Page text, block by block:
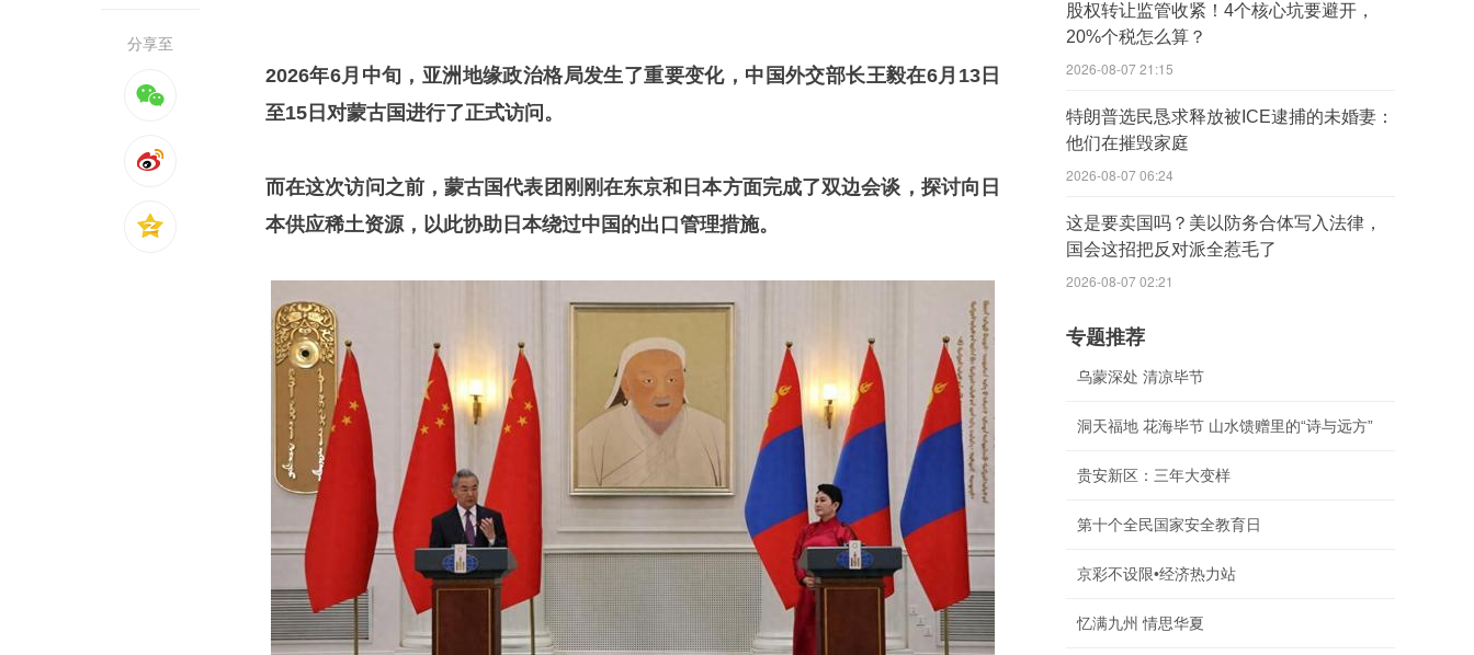
分享至
2026年6月中旬，亚洲地缘政治格局发生了重要变化，中国外交部长王毅在6月13日
至15日对蒙古国进行了正式访问。
而在这次访问之前，蒙古国代表团刚刚在东京和日本方面完成了双边会谈，探讨向日
本供应稀土资源，以此协助日本绕过中国的出口管理措施。
股权转让监管收紧！4个核心坑要避开，
20%个税怎么算？
2026-08-07 21:15
特朗普选民恳求释放被ICE逮捕的未婚妻：
他们在摧毁家庭
2026-08-07 06:24
这是要卖国吗？美以防务合体写入法律，
国会这招把反对派全惹毛了
2026-08-07 02:21
专题推荐
乌蒙深处 清凉毕节
洞天福地 花海毕节 山水馈赠里的“诗与远方”
贵安新区：三年大变样
第十个全民国家安全教育日
京彩不设限•经济热力站
忆满九州 情思华夏